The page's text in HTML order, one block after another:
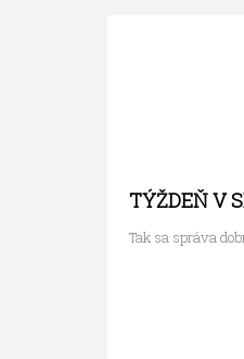
TÝŽDEŇ V
Tak sa správa